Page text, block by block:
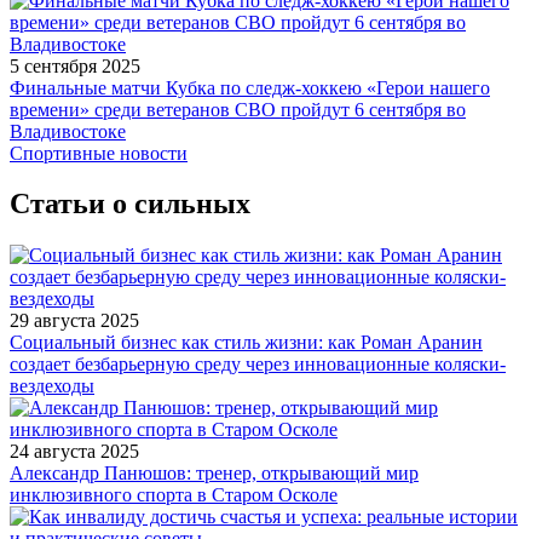
5 сентября 2025
Финальные матчи Кубка по следж-хоккею «Герои нашего
времени» среди ветеранов СВО пройдут 6 сентября во
Владивостоке
Спортивные новости
Статьи о сильных
29 августа 2025
Социальный бизнес как стиль жизни: как Роман Аранин
создает безбарьерную среду через инновационные коляски-
вездеходы
24 августа 2025
Александр Панюшов: тренер, открывающий мир
инклюзивного спорта в Старом Осколе